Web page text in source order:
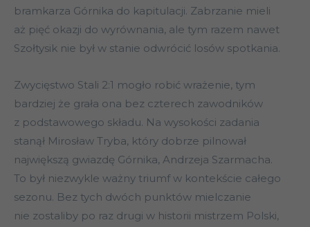
bramkarza Górnika do kapitulacji. Zabrzanie mieli
aż pięć okazji do wyrównania, ale tym razem nawet
Szołtysik nie był w stanie odwrócić losów spotkania.
Zwycięstwo Stali 2:1 mogło robić wrażenie, tym
bardziej że grała ona bez czterech zawodników
z podstawowego składu. Na wysokości zadania
stanął Mirosław Tryba, który dobrze pilnował
największą gwiazdę Górnika, Andrzeja Szarmacha.
To był niezwykle ważny triumf w kontekście całego
sezonu. Bez tych dwóch punktów mielczanie
nie zostaliby po raz drugi w historii mistrzem Polski,